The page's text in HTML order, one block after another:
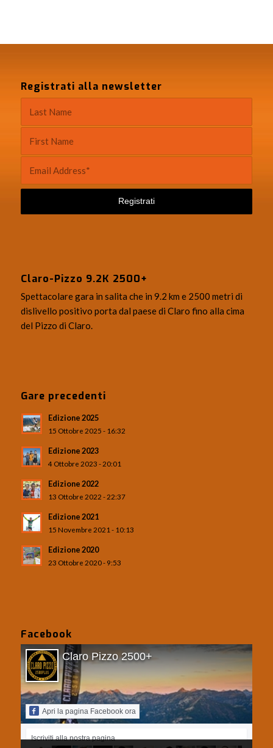
Registrati alla newsletter
Claro-Pizzo 9.2K 2500+
Spettacolare gara in salita che in 9.2 km e 2500 metri di
dislivello positivo porta dal paese di Claro fino alla cima
del Pizzo di Claro.
Gare precedenti
Edizione 2025
15 Ottobre 2025 - 16:32
Edizione 2023
4 Ottobre 2023 - 20:01
Edizione 2022
13 Ottobre 2022 - 22:37
Edizione 2021
15 Novembre 2021 - 10:13
Edizione 2020
23 Ottobre 2020 - 9:53
Facebook
Claro Pizzo 2500+
Apri la pagina Facebook ora
Iscriviti alla nostra pagina